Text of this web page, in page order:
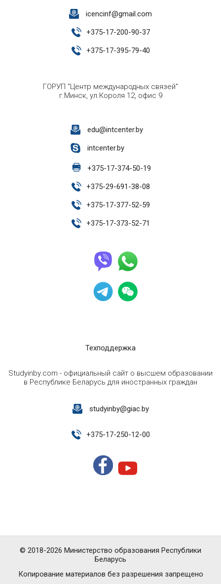
icencinf@gmail.com
+375-17-200-90-37
+375-17-395-79-40
ГОРУП "Центр международных связей"
г.Минск, ул.Короля 12, офис 9
edu@intcenter.by
intcenter.by
+375-17-374-50-19
+375-29-691-38-08
+375-17-377-52-59
+375-17-373-52-71
Техподдержка
Studyinby.com - официальный сайт о высшем образовании
в Республике Беларусь для иностранных граждан
studyinby@giac.by
+375-17-250-12-00
Копирование материалов без разрешения запрещено
© 2018-2026 Министерство образования Республики
Беларусь